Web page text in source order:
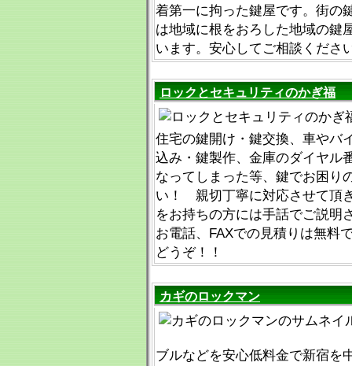
着第一に拘った鍵屋です。街の
は地域に根をおろした地域の鍵
います。安心してご相談くださ
ロックとセキュリティのかぎ福
住宅の鍵開け・鍵交換、車やバ
込み・鍵製作、金庫のダイヤル
なってしまった等、鍵でお困り
い！ 親切丁寧に対応させて頂
をお持ちの方には手話でご説明
お電話、FAXでの見積りは無料
どうぞ！！
カギのロックマン
ブルなどを安心低料金で新宿を